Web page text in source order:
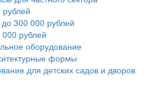
300 000 рублей
рублей
оборудование
формы
для детских садов и дворов